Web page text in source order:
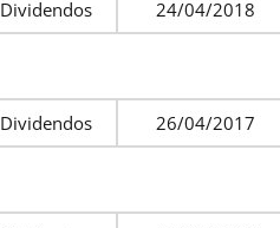
Dividendos
24/04/2018
Dividendos
26/04/2017